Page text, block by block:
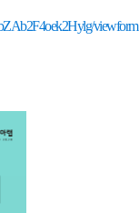
viewform